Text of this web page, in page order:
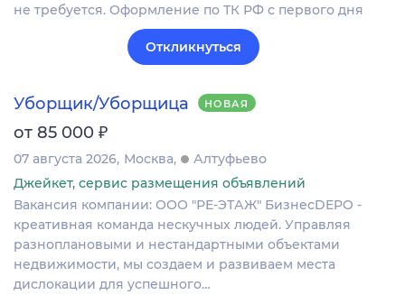
не требуется. Оформление по ТК РФ с первого дня
Откликнуться
Уборщик/Уборщица НОВАЯ
от 85 000 ₽
07 августа 2026 Москва
Алтуфьево
Джейкет, сервис размещения объявлений
Вакансия компании: ООО "РЕ-ЭТАЖ" БизнесDEPO -
креативная команда нескучных людей. Управляя
разноплановыми и нестандартными объектами
недвижимости, мы создаем и развиваем места
дислокации для успешного…